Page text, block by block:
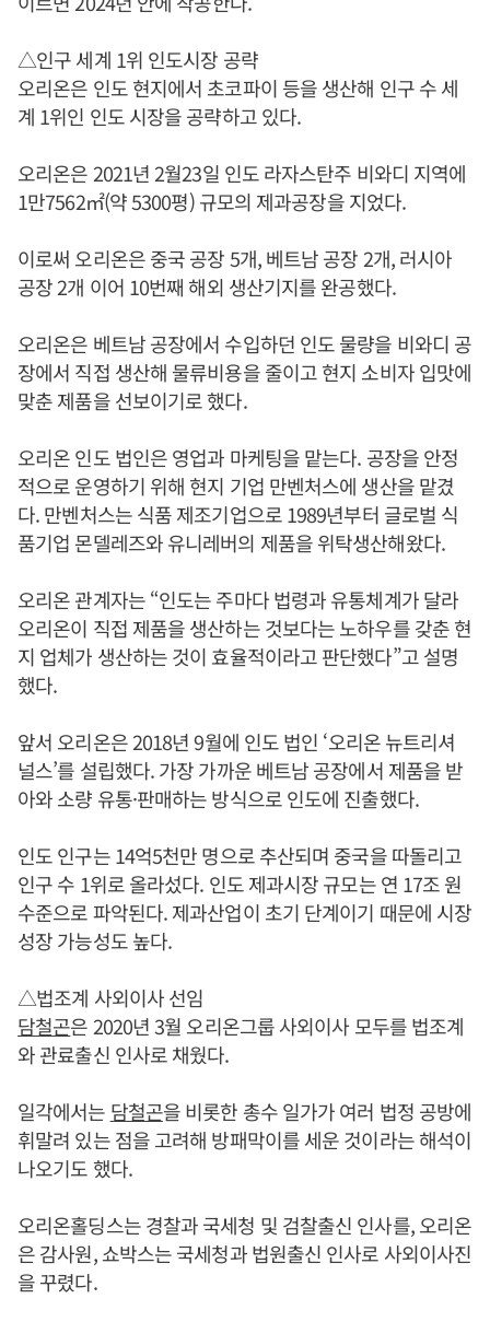
△인구 세계 1위 인도시장 공략
오리온은 인도 현지에서 초코파이 등을 생산해 인구 수 세
계 1위인 인도 시장을 공략하고 있다.
오리온은 2021년 2월23일 인도 라자스탄주 비와디 지역에
1만7562㎡(약 5300평) 규모의 제과공장을 지었다.
이로써 오리온은 중국 공장 5개, 베트남 공장 2개, 러시아
공장 2개 이어 10번째 해외 생산기지를 완공했다.
오리온은 베트남 공장에서 수입하던 인도 물량을 비와디 공
장에서 직접 생산해 물류비용을 줄이고 현지 소비자 입맛에
맞춘 제품을 선보이기로 했다.
오리온 인도 법인은 영업과 마케팅을 맡는다. 공장을 안정
적으로 운영하기 위해 현지 기업 만벤처스에 생산을 맡겼
다. 만벤처스는 식품 제조기업으로 1989년부터 글로벌 식
품기업 몬델레즈와 유니레버의 제품을 위탁생산해왔다.
오리온 관계자는 “인도는 주마다 법령과 유통체계가 달라
오리온이 직접 제품을 생산하는 것보다는 노하우를 갖춘 현
지 업체가 생산하는 것이 효율적이라고 판단했다”고 설명
했다.
앞서 오리온은 2018년 9월에 인도 법인 ‘오리온 뉴트리셔
널스’를 설립했다. 가장 가까운 베트남 공장에서 제품을 받
아와 소량 유통·판매하는 방식으로 인도에 진출했다.
인도 인구는 14억5천만 명으로 추산되며 중국을 따돌리고
인구 수 1위로 올라섰다. 인도 제과시장 규모는 연 17조 원
수준으로 파악된다. 제과산업이 초기 단계이기 때문에 시장
성장 가능성도 높다.
△법조계 사외이사 선임
담철곤은 2020년 3월 오리온그룹 사외이사 모두를 법조계
와 관료출신 인사로 채웠다.
일각에서는 담철곤을 비롯한 총수 일가가 여러 법정 공방에
휘말려 있는 점을 고려해 방패막이를 세운 것이라는 해석이
나오기도 했다.
오리온홀딩스는 경찰과 국세청 및 검찰출신 인사를, 오리온
은 감사원, 쇼박스는 국세청과 법원출신 인사로 사외이사진
을 꾸렸다.